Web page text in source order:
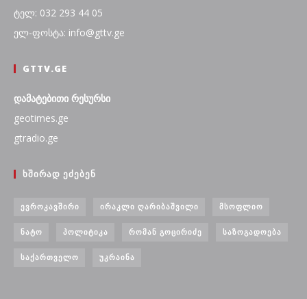
ტელ: 032 293 44 05
ელ-ფოსტა: info@gttv.ge
GTTV.GE
დამატებითი რესურსი
geotimes.ge
gtradio.ge
ᲮᲨᲘᲠᲐᲓ ᲔᲫᲔᲑᲔᲜ
ᲔᲕᲠᲝᲙᲐᲕᲨᲘᲠᲘ ᲘᲠᲐᲙᲚᲘ ᲦᲐᲠᲘᲑᲐᲨᲕᲘᲚᲘ ᲛᲡᲝᲤᲚᲘᲝ
ᲜᲐᲢᲝ ᲞᲝᲚᲘᲢᲘᲙᲐ ᲠᲝᲛᲐᲜ ᲒᲝᲪᲘᲠᲘᲫᲔ ᲡᲐᲖᲝᲒᲐᲓᲝᲔᲑᲐ
ᲡᲐᲥᲐᲠᲗᲕᲔᲚᲝ ᲣᲙᲠᲐᲘᲜᲐ